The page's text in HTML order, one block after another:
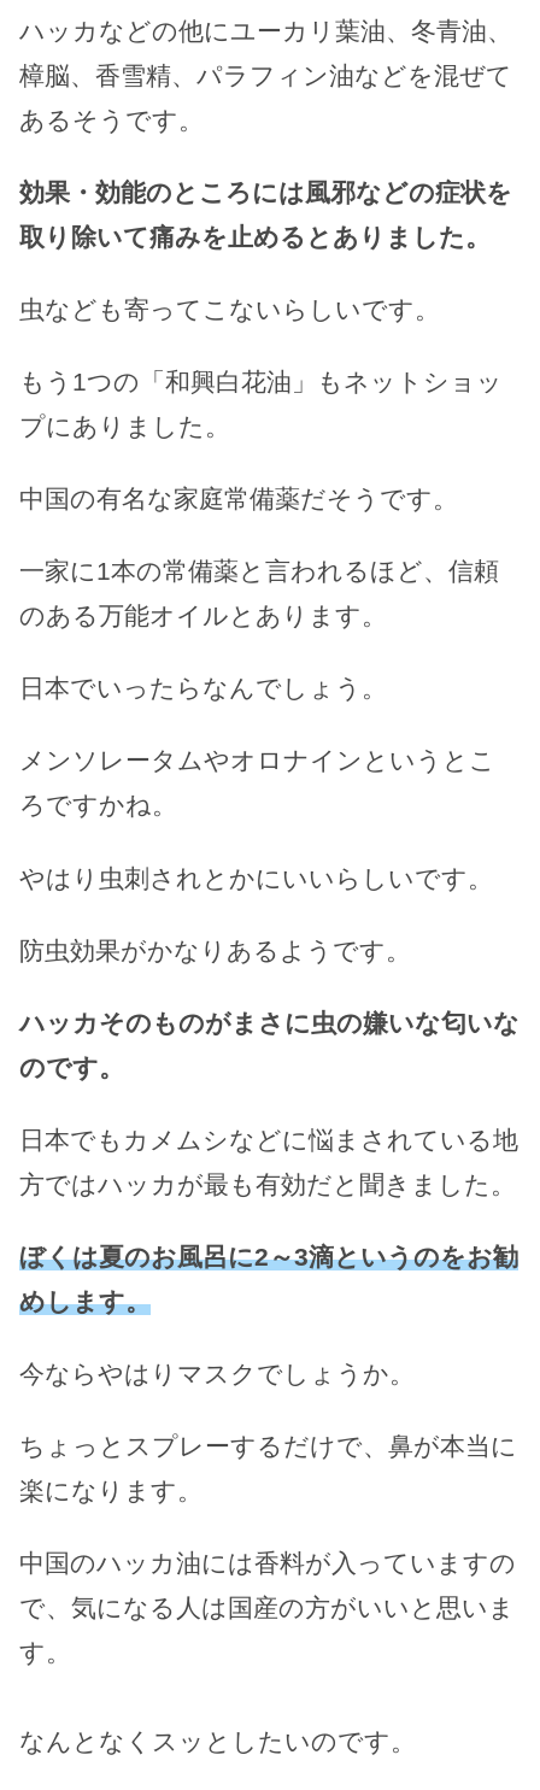
ハッカなどの他にユーカリ葉油、冬青油、
樟脳、香雪精、パラフィン油などを混ぜて
あるそうです。
効果・効能のところには風邪などの症状を
取り除いて痛みを止めるとありました。
虫なども寄ってこないらしいです。
もう1つの「和興白花油」もネットショッ
プにありました。
中国の有名な家庭常備薬だそうです。
一家に1本の常備薬と言われるほど、信頼
のある万能オイルとあります。
日本でいったらなんでしょう。
メンソレータムやオロナインというとこ
ろですかね。
やはり虫刺されとかにいいらしいです。
防虫効果がかなりあるようです。
ハッカそのものがまさに虫の嫌いな匂いな
のです。
日本でもカメムシなどに悩まされている地
方ではハッカが最も有効だと聞きました。
ぼくは夏のお風呂に2～3滴というのをお勧
めします。
今ならやはりマスクでしょうか。
ちょっとスプレーするだけで、鼻が本当に
楽になります。
中国のハッカ油には香料が入っていますの
で、気になる人は国産の方がいいと思いま
す。
なんとなくスッとしたいのです。